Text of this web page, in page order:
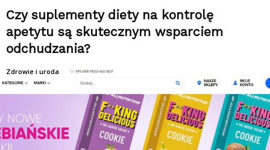
Czy suplementy diety na kontrolę
apetytu są skutecznym wsparciem
odchudzania?
Zdrowie i uroda